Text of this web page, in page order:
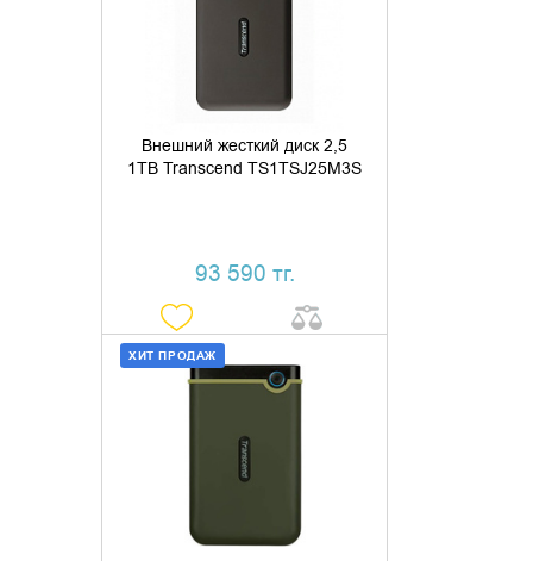
Внешний жесткий диск 2,5
1TB Transcend TS1TSJ25M3S
93 590 тг.
КУПИТЬ В 1 КЛИК
ХИТ ПРОДАЖ
КУПИТЬ В 1 КЛИК